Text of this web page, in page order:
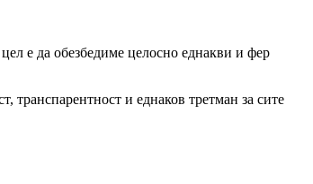
е да обезбедиме целосно еднакви и фер
транспарентност и еднаков третман за сите